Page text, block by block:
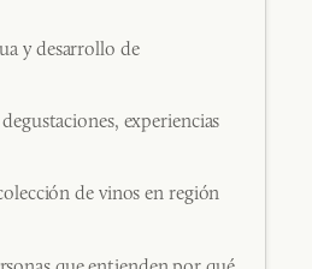
y desarrollo de
experiencias
de vinos en región